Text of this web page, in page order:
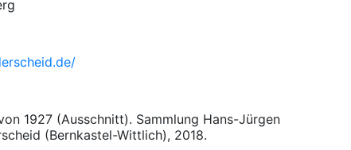
1927 (Ausschnitt). Sammlung Hans-Jürgen
(Bernkastel-Wittlich), 2018.